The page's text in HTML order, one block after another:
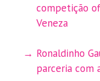
competição
Veneza
Ronaldinho
parceria com